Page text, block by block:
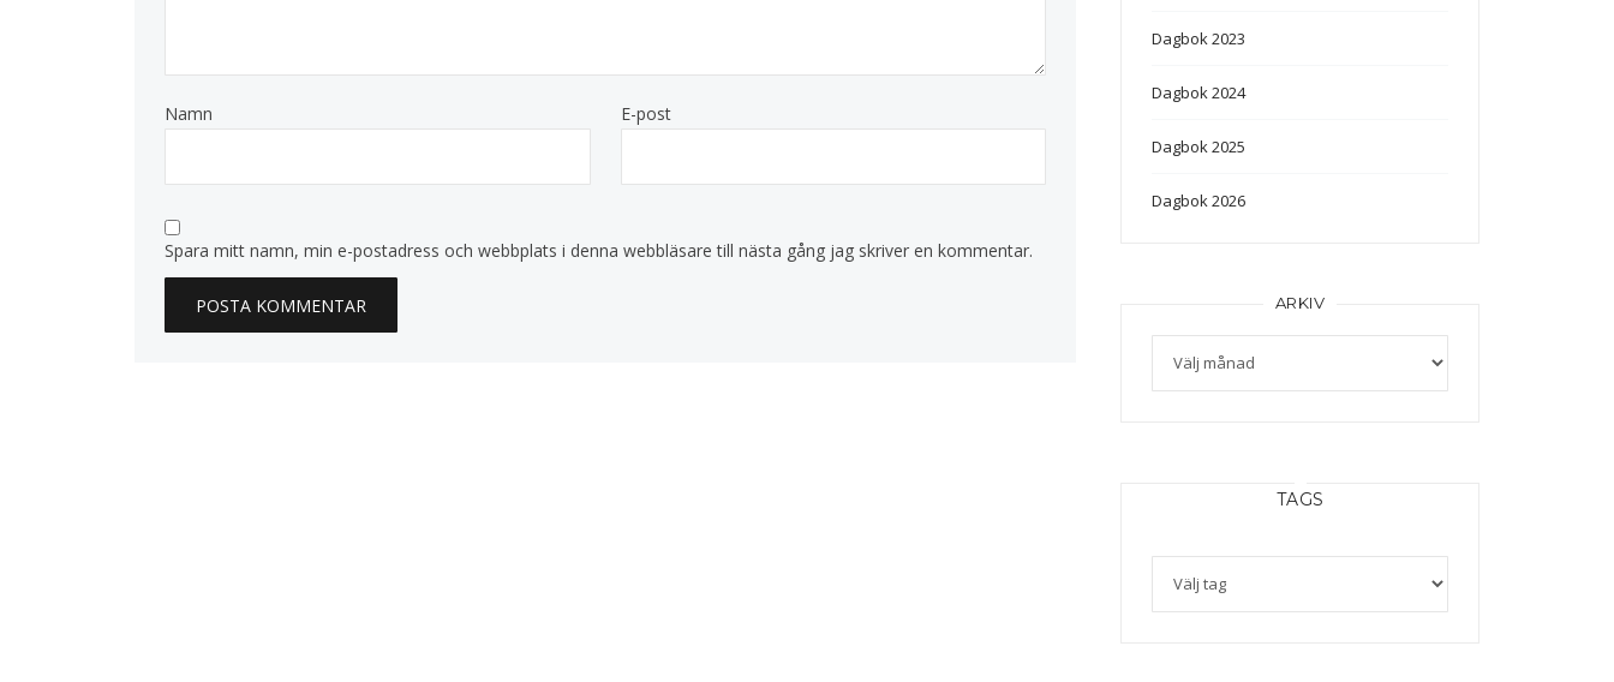
Namn E-post
Spara mitt namn, min e-postadress och webbplats i denna webbläsare till nästa gång jag skriver en kommentar.
Dagbok 2023
Dagbok 2024
Dagbok 2025
Dagbok 2026
ARKIV
Arkiv
TAGS